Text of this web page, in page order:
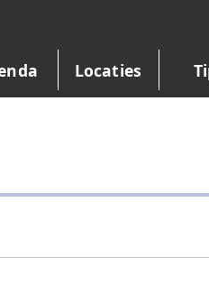
Locaties